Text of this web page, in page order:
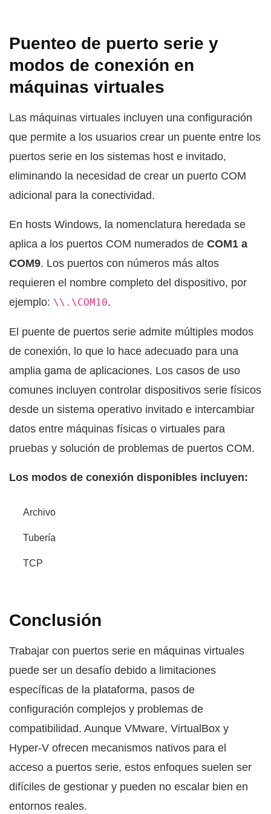
Puenteo de puerto serie y
modos de conexión en
máquinas virtuales
Las máquinas virtuales incluyen una configuración
que permite a los usuarios crear un puente entre los
puertos serie en los sistemas host e invitado,
eliminando la necesidad de crear un puerto COM
adicional para la conectividad.
En hosts Windows, la nomenclatura heredada se
aplica a los puertos COM numerados de COM1 a
COM9. Los puertos con números más altos
requieren el nombre completo del dispositivo, por
ejemplo: \\.\COM10.
El puente de puertos serie admite múltiples modos
de conexión, lo que lo hace adecuado para una
amplia gama de aplicaciones. Los casos de uso
comunes incluyen controlar dispositivos serie físicos
desde un sistema operativo invitado e intercambiar
datos entre máquinas físicas o virtuales para
pruebas y solución de problemas de puertos COM.
Los modos de conexión disponibles incluyen:
Archivo
Tubería
TCP
Conclusión
Trabajar con puertos serie en máquinas virtuales
puede ser un desafío debido a limitaciones
específicas de la plataforma, pasos de
configuración complejos y problemas de
compatibilidad. Aunque VMware, VirtualBox y
Hyper-V ofrecen mecanismos nativos para el
acceso a puertos serie, estos enfoques suelen ser
difíciles de gestionar y pueden no escalar bien en
entornos reales.